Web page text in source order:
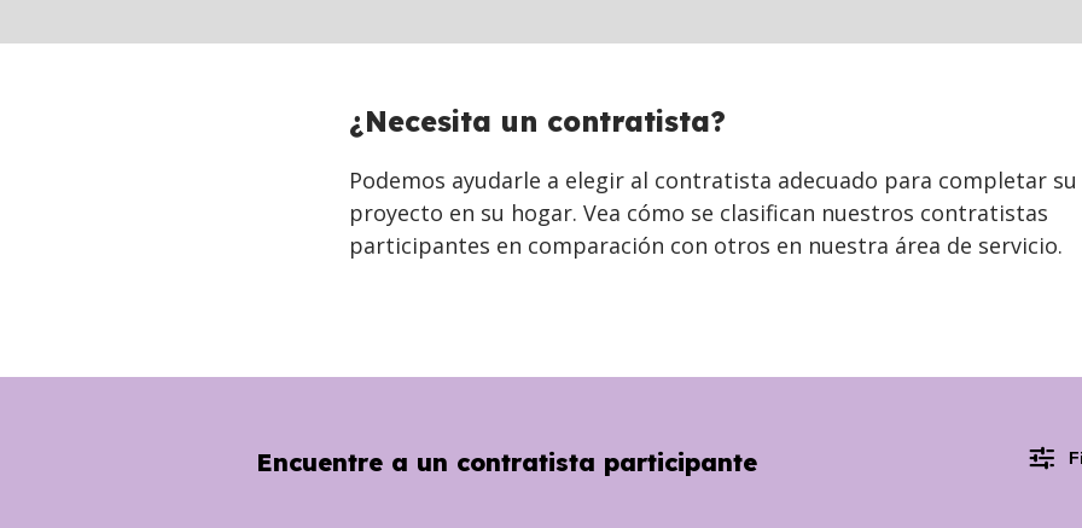
¿Necesita un contratista?
Podemos ayudarle a elegir al contratista adecuado para completar su
proyecto en su hogar. Vea cómo se clasifican nuestros contratistas
participantes en comparación con otros en nuestra área de servicio.
Encuentre a un contratista participante